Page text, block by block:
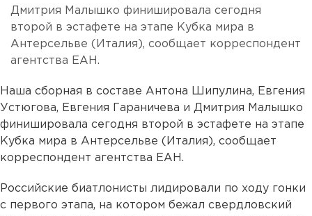
Дмитрия Малышко финишировала сегодня
второй в эстафете на этапе Кубка мира в
Антерсельве (Италия), сообщает корреспондент
агентства ЕАН.
Наша сборная в составе Антона Шипулина, Евгения
Устюгова, Евгения Гараничева и Дмитрия Малышко
финишировала сегодня второй в эстафете на этапе
Кубка мира в Антерсельве (Италия), сообщает
корреспондент агентства ЕАН.
Российские биатлонисты лидировали по ходу гонки
с первого этапа, на котором бежал свердловский